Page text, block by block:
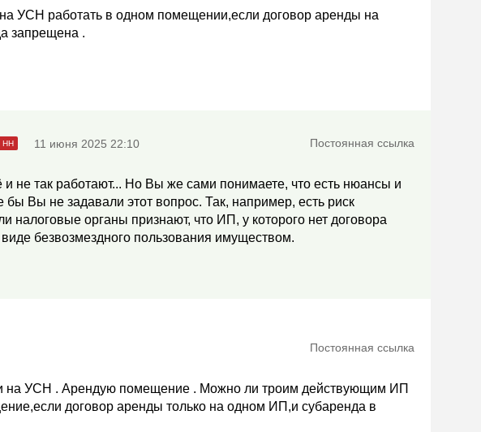
УСН работать в одном помещении,если договор аренды на
запрещена .
11 июня 2025 22:10 Постоянная ссылка
и не так работают... Но Вы же сами понимаете, что есть нюансы и
бы Вы не задавали этот вопрос. Так, например, есть риск
налоговые органы признают, что ИП, у которого нет договора
безвозмездного пользования имуществом.
Постоянная ссылка
на УСН . Арендую помещение . Можно ли троим действующим ИП
договор аренды только на одном ИП,и субаренда в